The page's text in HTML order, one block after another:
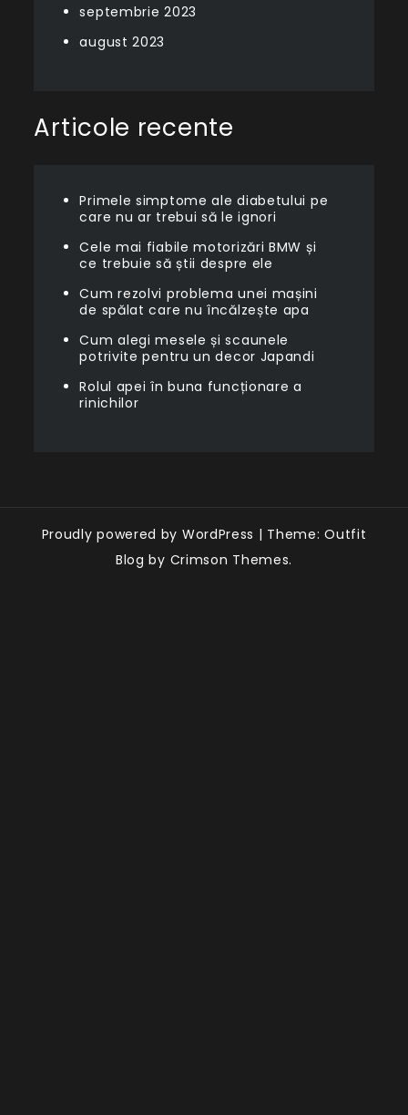
septembrie 2023
august 2023
Articole recente
Primele simptome ale diabetului pe
care nu ar trebui să le ignori
Cele mai fiabile motorizări BMW și
ce trebuie să știi despre ele
Cum rezolvi problema unei mașini
de spălat care nu încălzește apa
Cum alegi mesele și scaunele
potrivite pentru un decor Japandi
Rolul apei în buna funcționare a
rinichilor
Proudly powered by WordPress | Theme: Outfit
Blog by Crimson Themes.